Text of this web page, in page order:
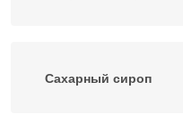
Сахарный сироп